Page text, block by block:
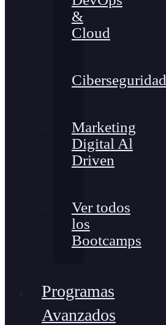
&
Cloud
Ciberseguridad
Marketing
Digital Al
Driven
Ver todos
los
Bootcamps
Programas
Avanzados